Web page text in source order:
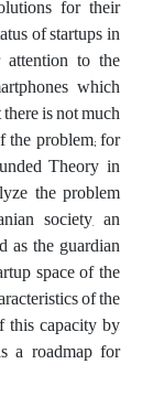
for their
of startups in
to the
which
is not much
the problem; for
Theory in
the problem
society, an
as the guardian
space of the
of the
this capacity by
a roadmap for